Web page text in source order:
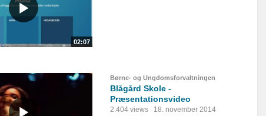
02:07
Børne- og Ungdomsforvaltningen
Blågård Skole -
Præsentationsvideo
2.404 views 18. november 2014